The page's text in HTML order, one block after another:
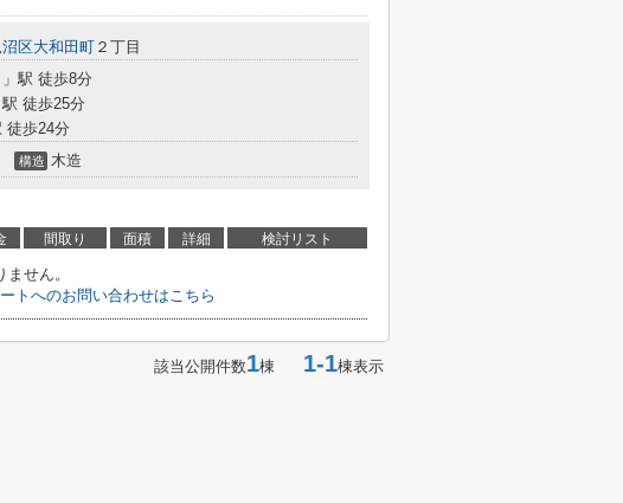
区大和田町 ２丁目
」駅 徒歩8分
駅 徒歩25分
徒歩24分
構造 木造
間取り 面積 詳細 検討リスト
せん。
トへのお問い合わせはこちら
該当公開件数1棟 1-1棟表示